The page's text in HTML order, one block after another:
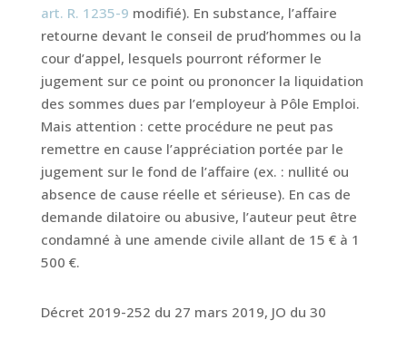
art. R. 1235-9 modifié). En substance, l’affaire
retourne devant le conseil de prud’hommes ou la
cour d’appel, lesquels pourront réformer le
jugement sur ce point ou prononcer la liquidation
des sommes dues par l’employeur à Pôle Emploi.
Mais attention : cette procédure ne peut pas
remettre en cause l’appréciation portée par le
jugement sur le fond de l’affaire (ex. : nullité ou
absence de cause réelle et sérieuse). En cas de
demande dilatoire ou abusive, l’auteur peut être
condamné à une amende civile allant de 15 € à 1
500 €.
Décret 2019-252 du 27 mars 2019, JO du 30